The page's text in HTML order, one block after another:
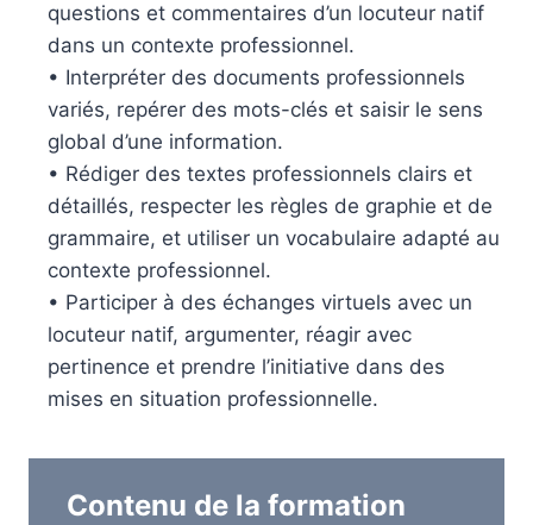
questions et commentaires d’un locuteur natif
dans un contexte professionnel.
• Interpréter des documents professionnels
variés, repérer des mots-clés et saisir le sens
global d’une information.
• Rédiger des textes professionnels clairs et
détaillés, respecter les règles de graphie et de
grammaire, et utiliser un vocabulaire adapté au
contexte professionnel.
• Participer à des échanges virtuels avec un
locuteur natif, argumenter, réagir avec
pertinence et prendre l’initiative dans des
mises en situation professionnelle.
Contenu de la formation